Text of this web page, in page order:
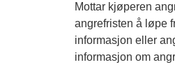
Mottar kjøperen
angrefristen å løpe
informasjon eller
informasjon om